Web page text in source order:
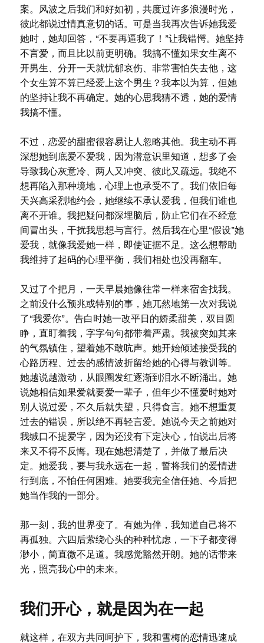
案。风波之后我们和好如初，共度过许多浪漫时光，
彼此都说过情真意切的话。可是当我再次告诉她我爱
她时，她却回答，“不要再逼我了！”让我错愕。她坚持
不言爱，而且比以前更明确。我搞不懂如果女生离不
开男生、分开一天就忧郁哀伤、非常害怕失去他，这
个女生算不算已经爱上这个男生？我本以为算，但她
的坚持让我不再确定。她的心思我猜不透，她的爱情
我搞不懂。
不过，恋爱的甜蜜很容易让人忽略其他。我主动不再
深想她到底爱不爱我，因为潜意识里知道，想多了会
导致我心灰意冷、两人又冲突、彼此又疏远。我绝不
想再陷入那种境地，心理上也承受不了。我们依旧每
天兴高采烈地约会，她继续不承认爱我，但我们谁也
离不开谁。我把疑问都深埋脑后，防止它们在不经意
间冒出头，干扰我思想与言行。然后我在心里“假设”她
爱我，就像我爱她一样，即使证据不足。这么想帮助
我维持了起码的心理平衡，我们相处也没再翻车。
又过了个把月，一天早晨她像往常一样来宿舍找我。
之前没什么预兆或特别的事，她兀然地第一次对我说
了“我爱你”。告白时她一改平日的娇柔甜美，双目圆
睁，直盯着我，字字句句都带着严肃。我被突如其来
的气氛镇住，望着她不敢吭声。她开始倾述接受我的
心路历程、过去的感情波折留给她的心得与教训等。
她越说越激动，从眼圈发红逐渐到泪水不断涌出。她
说她相信如果爱就要爱一辈子，但年少不懂爱时她对
别人说过爱，不久后就失望，只得食言。她不想重复
过去的错误，所以绝不再轻言爱。她说今天之前她对
我缄口不提爱字，因为还没有下定决心，怕说出后将
来又不得不反悔。现在她想清楚了，并做了最后决
定。她爱我，要与我永远在一起，誓将我们的爱情进
行到底，不怕任何困难。她要我完全信任她、今后把
她当作我的一部分。
那一刻，我的世界变了。有她为伴，我知道自己将不
再孤独。六四后萦绕心头的种种忧虑，一下子都变得
渺小，简直微不足道。我感觉豁然开朗。她的话带来
光，照亮我心中的未来。
我们开心，就是因为在一起
就这样，在双方共同呵护下，我和雪梅的恋情迅速成